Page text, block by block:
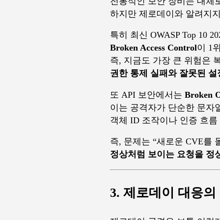
하지만 제로데이와 알려지
특히 최신 OWASP Top 10
Broken Access Control이 1
즉, 지금도 가장 큰 위험은
권한 통제 실패와 잘못된 설
또 API 보안에서는 Broken
이는 공격자가 단순한 문자
객체 ID 조작이나 인증 흐
즉, 문제는 “새로운 CVE를
정상처럼 보이는 요청을 정
3. 제로데이 대응